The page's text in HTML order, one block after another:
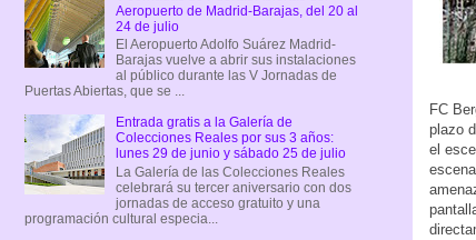
FC
plazo
el
Aeropuerto de Madrid-Barajas, del 20 al
24 de julio
El Aeropuerto Adolfo Suárez Madrid-
Barajas vuelve a abrir sus instalaciones
al público durante las V Jornadas de
Puertas Abiertas, que se ...
Entrada gratis a la Galería de
Colecciones Reales por sus 3 años:
lunes 29 de junio y sábado 25 de julio
La Galería de las Colecciones Reales
celebrará su tercer aniversario con dos
jornadas de acceso gratuito y una
programación cultural especia...